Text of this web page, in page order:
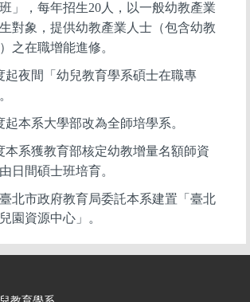
」，每年招生20人，以一般幼教產業
對象，提供幼教產業人士（包含幼教
之在職增能進修。
起夜間「幼兒教育學系碩士在職專
起本系大學部改為全師培學系。
本系獲教育部核定幼教增量名額師資
日間碩士班培育。
北市政府教育局委託本系建置「臺北
園資源中心」。